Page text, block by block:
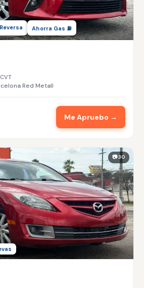
Ahorra Gas ⛽
Red Metall
Me Apruebo →
📷 30